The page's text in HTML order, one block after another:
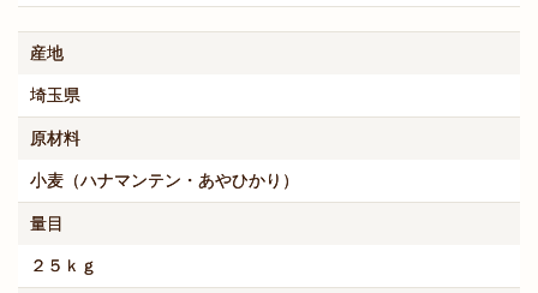
産地
埼玉県
原材料
小麦（ハナマンテン・あやひかり）
量目
２５ｋｇ